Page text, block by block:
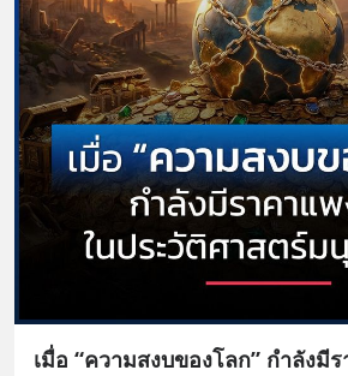
เมื่อ “ความสงบของโลก” กำลังมี